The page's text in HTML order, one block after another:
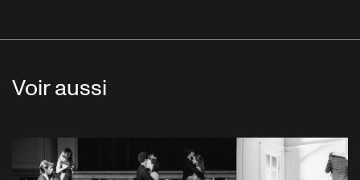
Voir aussi